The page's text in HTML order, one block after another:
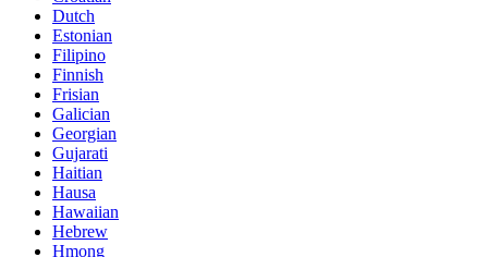
Dutch
Estonian
Filipino
Finnish
Frisian
Galician
Georgian
Gujarati
Haitian
Hausa
Hawaiian
Hebrew
Hmong